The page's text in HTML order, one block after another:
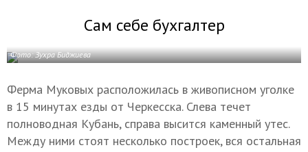
Сам себе бухгалтер
Фото: Зухра Биджиева
Ферма Муковых расположилась в живописном уголке
в 15 минутах езды от Черкесска. Слева течет
полноводная Кубань, справа высится каменный утес.
Между ними стоят несколько построек, вся остальная